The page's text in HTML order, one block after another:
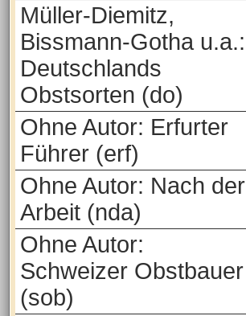
Müller-Diemitz,
Bissmann-Gotha u.a.:
Deutschlands
Obstsorten (do)
Ohne Autor: Erfurter
Führer (erf)
Ohne Autor: Nach der
Arbeit (nda)
Ohne Autor:
Schweizer Obstbauer
(sob)